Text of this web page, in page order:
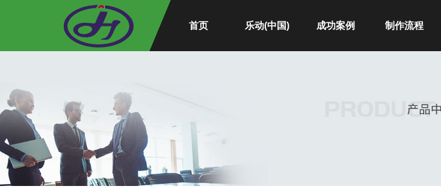
首页 乐动(中国) 成功案例 制作流程